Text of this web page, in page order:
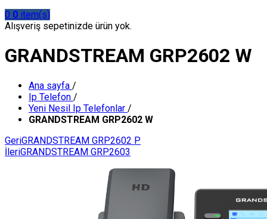
0 0 item(s)
Alışveriş sepetinizde ürün yok.
GRANDSTREAM GRP2602 W
Ana sayfa /
Ip Telefon /
Yeni Nesil Ip Telefonlar /
GRANDSTREAM GRP2602 W
GeriGRANDSTREAM GRP2602 P
İleriGRANDSTREAM GRP2603